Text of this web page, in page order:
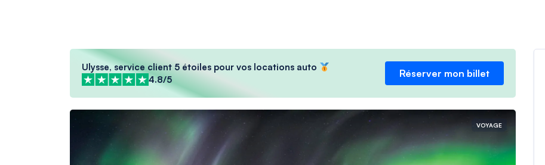
Ulysse, service client 5 étoiles pour vos locations auto
4.8/5
Réserver mon billet
VOYAGE